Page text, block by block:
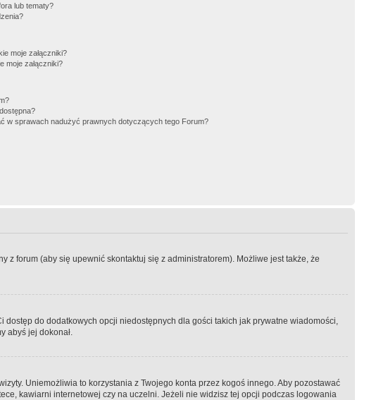
lub tematy?
moje załączniki?
moje załączniki?
w sprawach nadużyć prawnych dotyczących tego Forum?
z forum (aby się upewnić skontaktuj się z administratorem). Możliwe jest także, że
do dodatkowych opcji niedostępnych dla gości takich jak prywatne wiadomości,
abyś jej dokonał.
Uniemożliwia to korzystania z Twojego konta przez kogoś innego. Aby pozostawać
kawiarni internetowej czy na uczelni. Jeżeli nie widzisz tej opcji podczas logowania